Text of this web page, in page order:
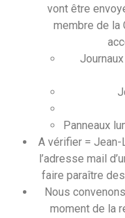
vont être
membre de la
Panneaux
A vérifier = Jean-
l’adresse mail
faire paraître
Nous
moment de la